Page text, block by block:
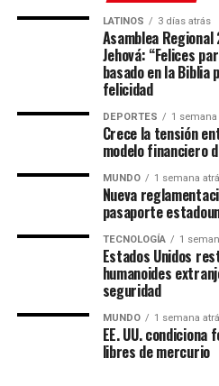
que suceden a nivel local e
Un evento de alcance mundial
Las Asambleas Regionales
celebran en más de 230
de más de 6,000 asambleas
LATINOS 3 días atrás
Asamblea
Jehová: “Felices
basado en la
felicidad
DEPORTES 1 semana
Crece la tensión
modelo financiero
MUNDO 1 semana
Nueva
pasaporte
TECNOLOGÍA 1
Estados Unidos
humanoides
seguridad
MUNDO 1 semana
EE. UU. condiciona
libres de mercurio